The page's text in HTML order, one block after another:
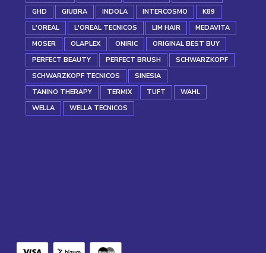
GHD
GIUBRA INDOLA INTERCOSMO
K89
L'OREAL
L'OREAL TECNICOS LIM HAIR
MEDAVITA
MOSER
OLAPLEX ONIRIC
ORIGINAL BEST BUY
PERFECT BEAUTY
PERFECT BRUSH
SCHWARZKOPF
SCHWARZKOPF TECNICOS
SINESIA
TANINO THERAPY
TERMIX TUFT
WAHL
WELLA
WELLA TECNICOS